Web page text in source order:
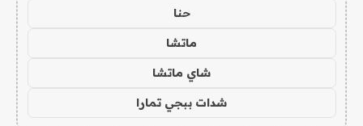
حنا
ماتشا
شاي ماتشا
شدات ببجي تمارا